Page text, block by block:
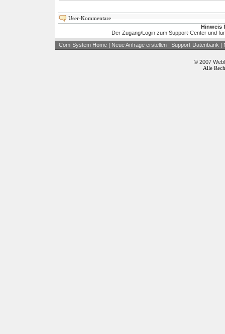
User-Kommentare
Hinweis
Der Zugang/Login zum Support-Center und
Com-System Home | Neue Anfrage erstellen | Support-Datenbank |
© 2007
Alle